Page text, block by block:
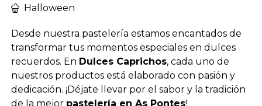
Halloween
Desde nuestra pastelería estamos encantados de
transformar tus momentos especiales en dulces
recuerdos. En Dulces Caprichos, cada uno de
nuestros productos está elaborado con pasión y
dedicación. ¡Déjate llevar por el sabor y la tradición
de la mejor pastelería en As Pontes!